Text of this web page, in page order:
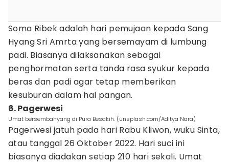
Soma Ribek adalah hari pemujaan kepada Sang
Hyang Sri Amrta yang bersemayam di lumbung
padi. Biasanya dilaksanakan sebagai
penghormatan serta tanda rasa syukur kepada
beras dan padi agar tetap memberikan
kesuburan dalam hal pangan.
6. Pagerwesi
Umat bersembahyang di Pura Besakih. (unsplash.com/Aditya Nara)
Pagerwesi jatuh pada hari Rabu Kliwon, wuku Sinta,
atau tanggal 26 Oktober 2022. Hari suci ini
biasanya diadakan setiap 210 hari sekali. Umat